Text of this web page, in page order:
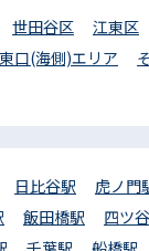
世田谷区 江東区
口(海側)エリア
日比谷駅 虎ノ門
飯田橋駅 四ツ